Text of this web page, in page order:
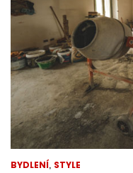
BYDLENÍ, STYLE